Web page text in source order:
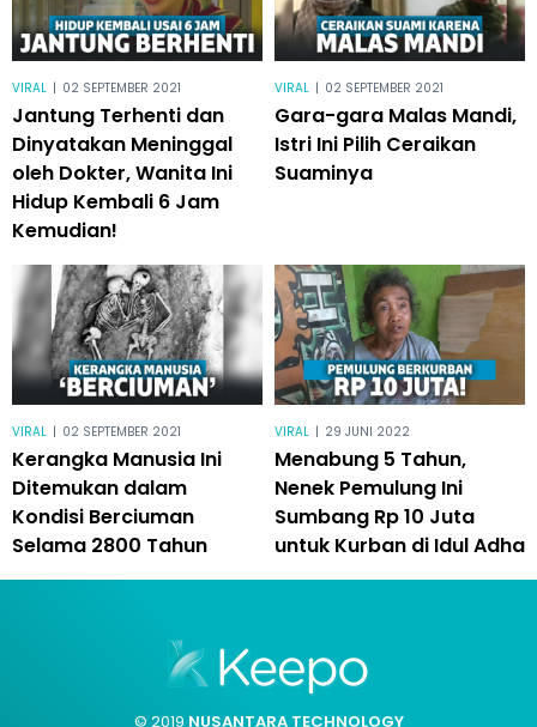
VIRAL | 02 SEPTEMBER 2021
Jantung Terhenti dan
Dinyatakan Meninggal
oleh Dokter, Wanita Ini
Hidup Kembali 6 Jam
Kemudian!
VIRAL | 02 SEPTEMBER 2021
Gara-gara Malas Mandi,
Istri Ini Pilih Ceraikan
Suaminya
VIRAL | 02 SEPTEMBER 2021
Kerangka Manusia Ini
Ditemukan dalam
Kondisi Berciuman
Selama 2800 Tahun
VIRAL | 29 JUNI 2022
Menabung 5 Tahun,
Nenek Pemulung Ini
Sumbang Rp 10 Juta
untuk Kurban di Idul Adha
© 2019 NUSANTARA TECHNOLOGY